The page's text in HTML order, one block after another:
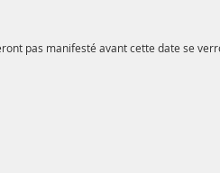
pas manifesté avant cette date se